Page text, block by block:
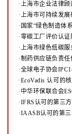
·上海市企业法律
·上海市可持续发
·国家“绿色制造体
·零碳工厂评价认
·上海市绿色低碳
·制药供应链负责
·全球电子协会
·EcoVadis 认可的
·中华环保联合会
·IFRS认可的第三
·IAASB认可的第